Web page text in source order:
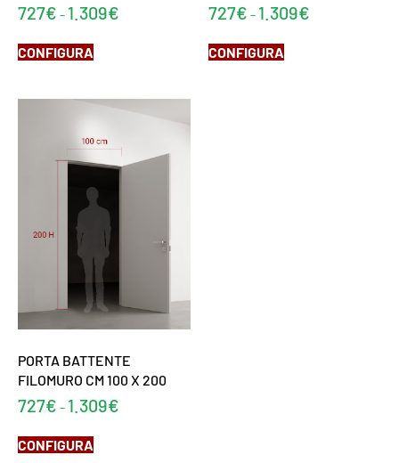
727€ - 1.309€
CONFIGURA
727€ - 1.309€
CONFIGURA
PORTA BATTENTE
FILOMURO CM 100 X 200
727€ - 1.309€
CONFIGURA